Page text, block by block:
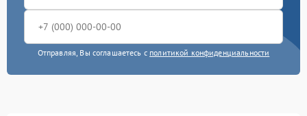
Отправляя, Вы соглашаетесь с политикой конфиденциальности